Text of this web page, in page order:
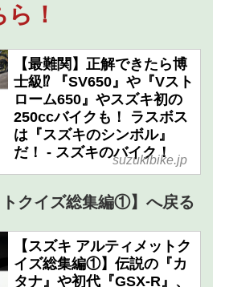
！
【最難関】正解できたら博
士級⁉ 『SV650』や『Vスト
ローム650』やスズキ初の
250ccバイクも！ ラスボス
は『スズキのシンボル』
だ！ - スズキのバイク！
suzukibike.jp
トクイズ総集編①】へ戻る
【スズキ アルティメットク
イズ総集編①】伝説の『カ
タナ』や初代『GSX-R』、